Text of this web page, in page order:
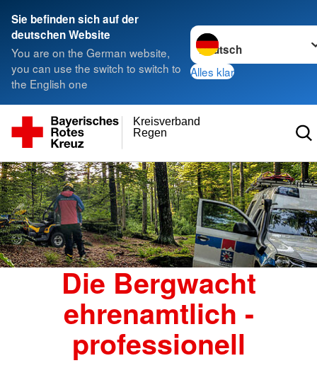
Sie befinden sich auf der
deutschen Website
You are on the German website,
you can use the switch to switch to
the English one
Sprache wechseln zu
Alles klar
Regen
Kreisverband
Die Bergwacht
ehrenamtlich -
professionell